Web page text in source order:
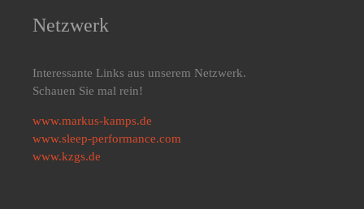
Netzwerk
Interessante Links aus unserem Netzwerk.
Schauen Sie mal rein!
www.markus-kamps.de
www.sleep-performance.com
www.kzgs.de